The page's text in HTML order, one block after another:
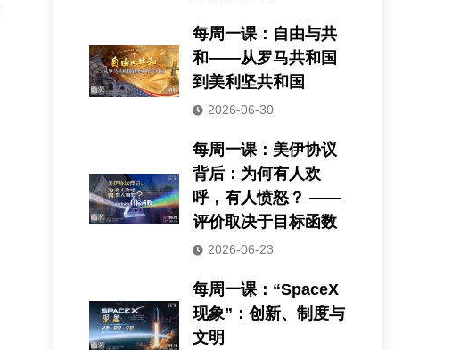
每周一课：自由与共
和——从罗马共和国
到美利坚共和国
2026-06-30
每周一课：美伊协议
背后：为何有人欢
呼，有人愤怒？ ——
评价取决于目标函数
2026-06-23
每周一课：“SpaceX
现象”：创新、制度与
文明